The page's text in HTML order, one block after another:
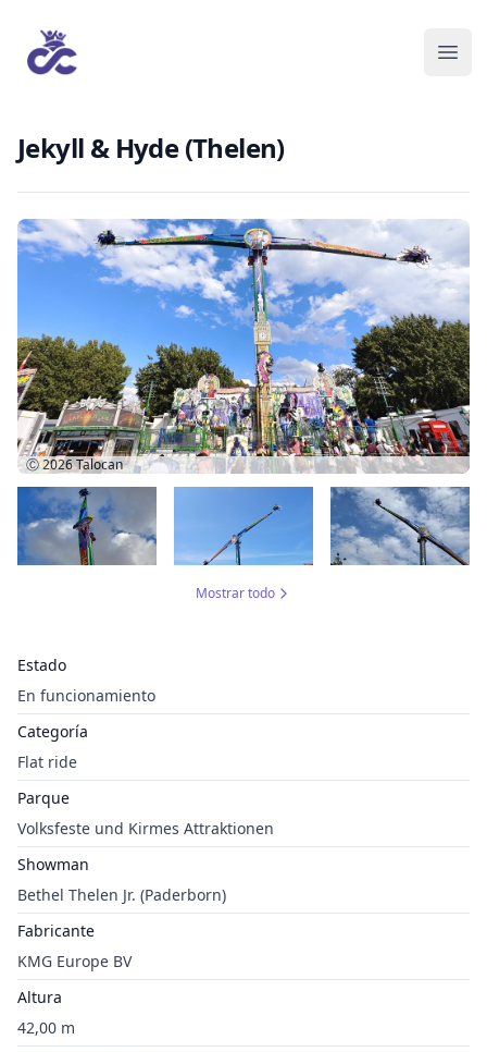
Jekyll & Hyde (Thelen)
Estado
En funcionamiento
Categoría
Flat ride
Parque
Volksfeste und Kirmes Attraktionen
Showman
Bethel Thelen Jr. (Paderborn)
Fabricante
KMG Europe BV
Altura
42,00 m
Ⓒ 2026Talocan
Mostrar todo